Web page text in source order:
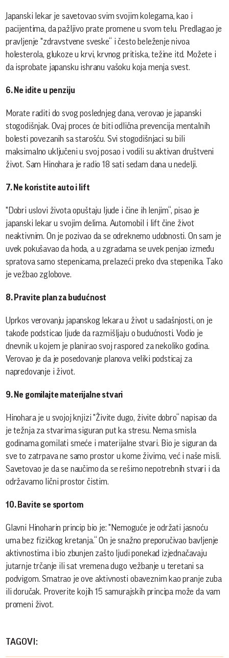
Japanski lekar je savetovao svim svojim kolegama, kao i
pacijentima, da pažljivo prate promene u svom telu. Predlagao je
pravljenje "zdravstvene sveske“ i često beleženje nivoa
holesterola, glukoze u krvi, krvnog pritiska, težine itd. Možete i
da isprobate japansku ishranu vašoku koja menja svest.
6. Ne idite u penziju
Morate raditi do svog poslednjeg dana, verovao je japanski
stogodišnjak. Ovaj proces će biti odlična prevencija mentalnih
bolesti povezanih sa starošću. Svi stogodišnjaci su bili
maksimalno uključeni u svoj posao i vodili su aktivan društveni
život. Sam Hinohara je radio 18 sati sedam dana u nedelji.
7. Ne koristite auto i lift
"Dobri uslovi života opuštaju ljude i čine ih lenjim“, pisao je
japanski lekar u svojim delima. Automobil i lift čine život
neaktivnim. On je pozivao da se odreknemo udobnosti. On sam je
uvek pokušavao da hoda, a u zgradama se uvek penjao između
spratova samo stepenicama, prelazeći preko dva stepenika. Tako
je vežbao zglobove.
8. Pravite plan za budućnost
Uprkos verovanju japanskog lekara u život u sadašnjosti, on je
takođe podsticao ljude da razmišljaju o budućnosti. Vodio je
dnevnik u kojem je planirao svoj raspored za nekoliko godina.
Verovao je da je posedovanje planova veliki podsticaj za
napredovanje i život.
9. Ne gomilajte materijalne stvari
Hinohara je u svojoj knjizi "Živite dugo, živite dobro“ napisao da
je težnja za stvarima siguran put ka stresu. Nema smisla
godinama gomilati smeće i materijalne stvari. Bio je siguran da
sve to zatrpava ne samo prostor u kome živimo, već i naše misli.
Savetovao je da se naučimo da se rešimo nepotrebnih stvari i da
održavamo lični prostor čistim.
10. Bavite se sportom
Glavni Hinoharin princip bio je: "Nemoguće je održati jasnoću
uma bez fizičkog kretanja.“ On je snažno preporučivao bavljenje
aktivnostima i bio zbunjen zašto ljudi ponekad izjednačavaju
jutarnje trčanje ili sat vremena dugo vežbanje u teretani sa
podvigom. Smatrao je ove aktivnosti obaveznim kao pranje zuba
ili doručak. Proverite kojih 15 samurajskih principa može da vam
promeni život.
TAGOVI: